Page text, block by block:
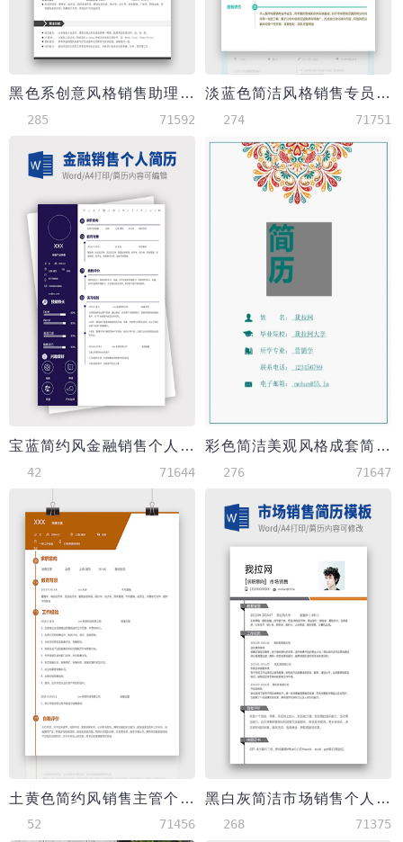
黑色系创意风格销售助理简历模板
285 71592
淡蓝色简洁风格销售专员简历模板
274 71751
宝蓝简约风金融销售个人简历模板
42 71644
彩色简洁美观风格成套简历销售主管个人简历模板
276 71647
土黄色简约风销售主管个人简历模板
52 71456
黑白灰简洁市场销售个人简历模板
268 71375